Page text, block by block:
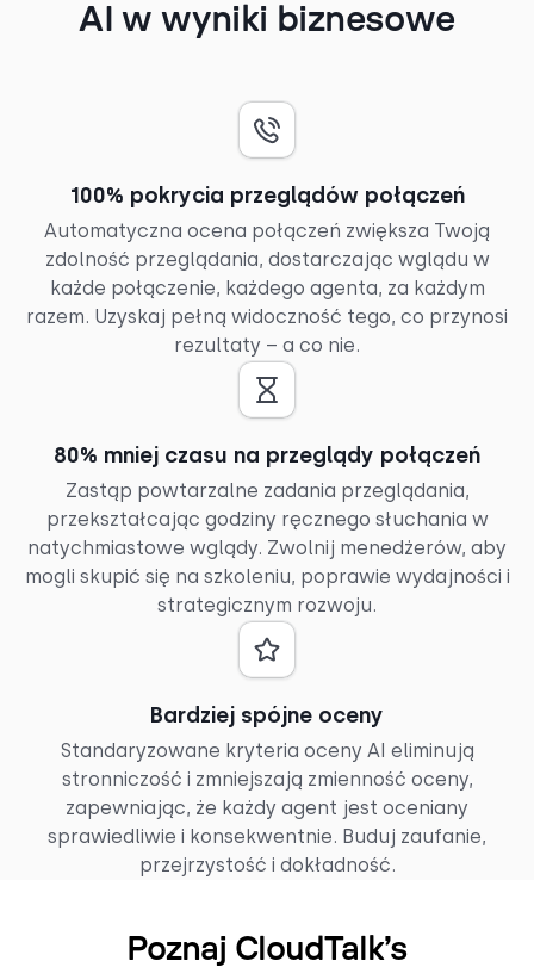
AI w wyniki biznesowe
100% pokrycia przeglądów połączeń
Automatyczna ocena połączeń zwiększa Twoją
zdolność przeglądania, dostarczając wglądu w
każde połączenie, każdego agenta, za każdym
razem. Uzyskaj pełną widoczność tego, co przynosi
rezultaty – a co nie.
80% mniej czasu na przeglądy połączeń
Zastąp powtarzalne zadania przeglądania,
przekształcając godziny ręcznego słuchania w
natychmiastowe wglądy. Zwolnij menedżerów, aby
mogli skupić się na szkoleniu, poprawie wydajności i
strategicznym rozwoju.
Bardziej spójne oceny
Standaryzowane kryteria oceny AI eliminują
stronniczość i zmniejszają zmienność oceny,
zapewniając, że każdy agent jest oceniany
sprawiedliwie i konsekwentnie. Buduj zaufanie,
przejrzystość i dokładność.
Poznaj CloudTalk’s